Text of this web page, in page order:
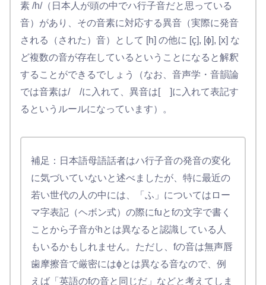
素 /h/（日本人が頭の中でハ行子音だと思っている
音）があり、その音素に対応する異音（実際に発音
される（された）音）として [h] の他に [ç], [ɸ], [x] な
ど複数の音が存在しているということになると解釈
することができるでしょう（なお、音声学・音韻論
では音素は/ /に入れて、異音は[ ]に入れて表記す
るというルールになっています）。
補足：日本語母語話者はハ行子音の発音の変化
に気づいていないと述べましたが、特に最近の
若い世代の人の中には、「ふ」についてはロー
マ字表記（ヘボン式）の際にfuとfの文字で書く
ことから子音がhとは異なると認識している人
もいるかもしれません。ただし、fの音は無声唇
歯摩擦音で厳密にはɸとは異なる音なので、例
えば「英語のfの音と同じだ」などと考えてしま